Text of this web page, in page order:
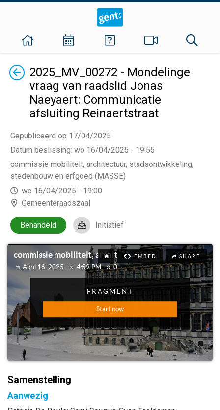
Terug2025_MV_00272 - Mondelinge
vraag van raadslid Jonas
Naeyaert: Communicatie
afsluiting Reinaertstraat
Gepubliceerd op 17/04/2025
Datum beslissing: wo 16/04/2025 - 19:55
commissie mobiliteit, architectuur, stadsontwikkeling,
stedenbouw en erfgoed (MASSE)
wo 16/04/2025 - 19:00
Gemeenteraadszaal
Behandeld Initiatief
Samenstelling
Aanwezig